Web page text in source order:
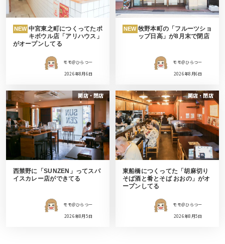
NEW 中宮東之町につくってたポ
キボウル店「アリハウス」
がオープンしてる
モモ＠ひらつー
2026年8月6日
NEW 牧野本町の「フルーツショ
ップ日高」が8月末で閉店
モモ＠ひらつー
2026年8月6日
開店・閉店
西禁野に「SUNZEN」ってスパ
イスカレー店ができてる
モモ＠ひらつー
2026年8月5日
開店・閉店
東船橋につくってた「胡麻切り
そば酒と肴とそば おおの」がオ
ープンしてる
モモ＠ひらつー
2026年8月5日